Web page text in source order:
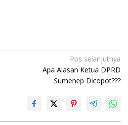
Pos selanjutnya
Apa Alasan Ketua DPRD
Sumenep Dicopot???